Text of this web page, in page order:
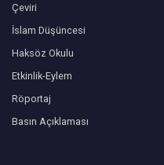
Çeviri
İslam Düşüncesi
Haksöz Okulu
Etkinlik-Eylem
Röportaj
Basın Açıklaması